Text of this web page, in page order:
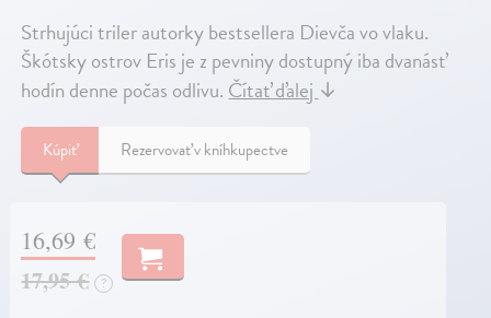
Strhujúci triler autorky bestsellera Dievča vo vlaku.
Škótsky ostrov Eris je z pevniny dostupný iba dvanásť
hodín denne počas odlivu.Čítať ďalej↓
Kúpiť Rezervovať v kníhkupectve
16,69 €
17,95 €
?